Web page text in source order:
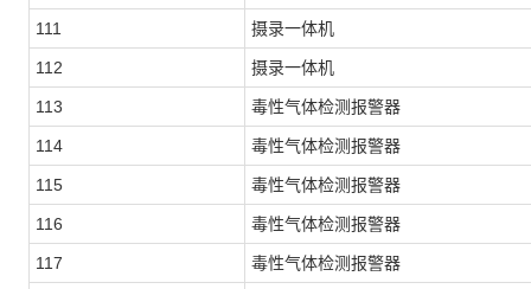
111 摄录一体机
112 摄录一体机
113 毒性气体检测报警器
114 毒性气体检测报警器
115 毒性气体检测报警器
116 毒性气体检测报警器
117 毒性气体检测报警器